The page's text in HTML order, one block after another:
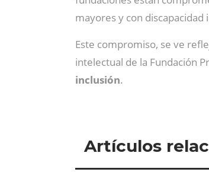
mayores y con discapacidad
Este compromiso, se ve
intelectual de la Fundación
inclusión.
Artículos